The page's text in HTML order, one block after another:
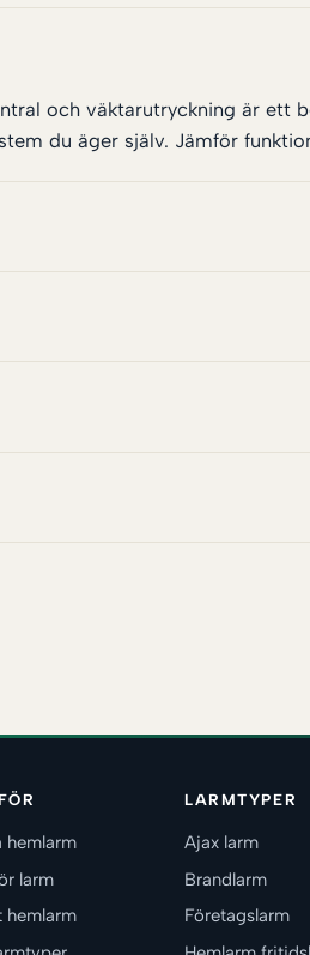
och väktarutryckning är ett
du äger själv. Jämför
hemlarm
larm
hemlarm
LARMTYPER
Ajax larm
Brandlarm
Företagslarm